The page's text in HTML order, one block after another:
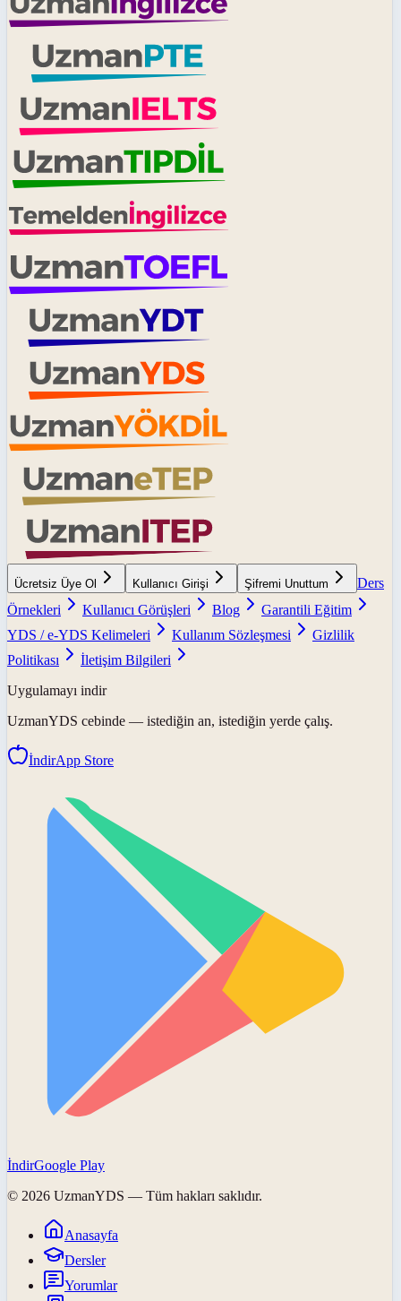
Ücretsiz Üye Ol Kullanıcı Girişi Şifremi Unuttum
Ders
Örnekleri
Kullanıcı Görüşleri Blog
Garantili Eğitim
YDS / e-YDS Kelimeleri
Kullanım Sözleşmesi
Gizlilik
Politikası
İletişim Bilgileri
Uygulamayı indir
UzmanYDS cebinde — istediğin an, istediğin yerde çalış.
İndirApp Store
İndirGoogle Play
© 2026 UzmanYDS — Tüm hakları saklıdır.
Anasayfa
Dersler
Yorumlar